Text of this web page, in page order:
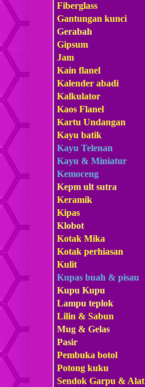
Fiberglass
Gantungan kunci
Gerabah
Gipsum
Jam
Kain flanel
Kalender abadi
Kalkulator
Kaos Flanel
Kartu Undangan
Kayu batik
Kayu Telenan
Kayu & Miniatur
Kemoceng
Kepm ult sutra
Keramik
Kipas
Klobot
Kotak Mika
Kotak perhiasan
Kulit
Kupas buah & pisau
Kupu Kupu
Lampu teplok
Lilin & Sabun
Mug & Gelas
Pasir
Pembuka botol
Potong kuku
Sendok Garpu & Alat